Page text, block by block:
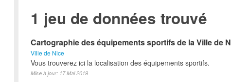
1 jeu de données trouvé
Cartographie des équipements sportifs de la Ville de
Ville de Nice
Vous trouverez ici la localisation des équipements sportifs.
Mise à jour: 17 Mai 2019